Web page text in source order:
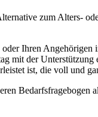
zum Alters-
Ihren
der
ist, die voll und
Bedarfsfragebogen